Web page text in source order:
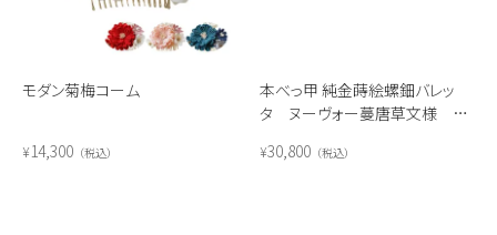
モダン菊梅コーム
¥14,300 税込
本べっ甲 純金蒔絵螺鈿バレッ
タ ヌーヴォー蔓唐草文様 楕
¥30,800 税込